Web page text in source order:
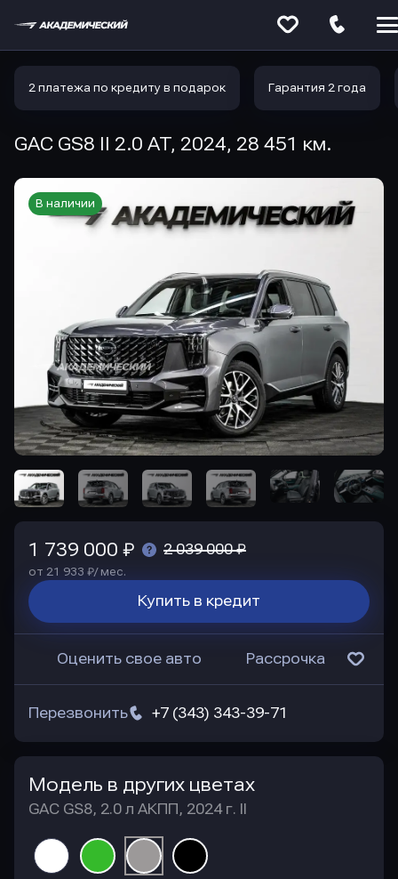
2 платежа по кредиту в подарок Гарантия 2 года
GAC GS8 II 2.0 AT, 2024, 28 451 км.
В наличии
1 739 000 ₽ 2 039 000 ₽
от 21 933 ₽/ мес.
Купить в кредит
Оценить свое авто Рассрочка
+7 (343) 343-39-71
Перезвонить
Модель в других цветах
GAC GS8, 2.0 л АКПП, 2024 г. II